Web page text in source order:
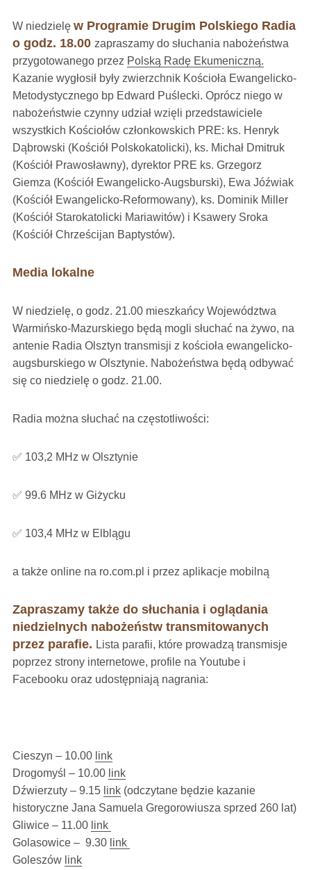
W niedzielę w Programie Drugim Polskiego Radia
o godz. 18.00 zapraszamy do słuchania nabożeństwa
przygotowanego przez Polską Radę Ekumeniczną.
Kazanie wygłosił były zwierzchnik Kościoła Ewangelicko-
Metodystycznego bp Edward Puślecki. Oprócz niego w
nabożeństwie czynny udział wzięli przedstawiciele
wszystkich Kościołów członkowskich PRE: ks. Henryk
Dąbrowski (Kościół Polskokatolicki), ks. Michał Dmitruk
(Kościół Prawosławny), dyrektor PRE ks. Grzegorz
Giemza (Kościół Ewangelicko-Augsburski), Ewa Jóźwiak
(Kościół Ewangelicko-Reformowany), ks. Dominik Miller
(Kościół Starokatolicki Mariawitów) i Ksawery Sroka
(Kościół Chrześcijan Baptystów).
Media lokalne
W niedzielę, o godz. 21.00 mieszkańcy Województwa
Warmińsko-Mazurskiego będą mogli słuchać na żywo, na
antenie Radia Olsztyn transmisji z kościoła ewangelicko-
augsburskiego w Olsztynie. Nabożeństwa będą odbywać
się co niedzielę o godz. 21.00.
Radia można słuchać na częstotliwości:
✅ 103,2 MHz w Olsztynie
✅ 99.6 MHz w Giżycku
✅ 103,4 MHz w Elblągu
a także online na ro.com.pl i przez aplikacje mobilną
Zapraszamy także do słuchania i oglądania
niedzielnych nabożeństw transmitowanych
przez parafie. Lista parafii, które prowadzą transmisje
poprzez strony internetowe, profile na Youtube i
Facebooku oraz udostępniają nagrania:
Cieszyn – 10.00 link
Drogomyśl – 10.00 link
Dźwierzuty – 9.15 link(odczytane będzie kazanie
historyczne Jana Samuela Gregorowiusza sprzed 260 lat)
Gliwice – 11.00 link
Golasowice – 9.30 link
Goleszów link